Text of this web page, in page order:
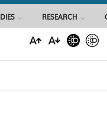
RESEARCH